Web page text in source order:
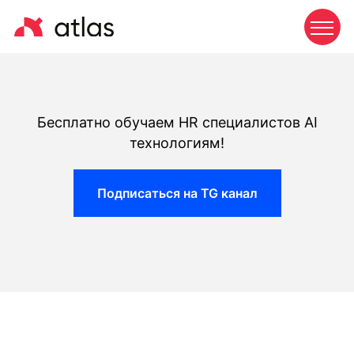
Бесплатно обучаем HR специалистов AI
технологиям!
Подписаться на TG канал